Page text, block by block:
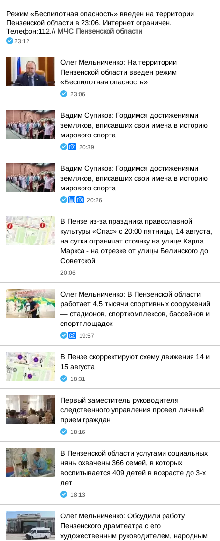
Режим «Беспилотная опасность» введен на территории
Пензенской области в 23:06. Интернет ограничен.
Телефон:112.// МЧС Пензенской области
23:12
Олег Мельниченко: На территории
Пензенской области введен режим
«Беспилотная опасность»
23:06
Вадим Супиков: Гордимся достижениями
земляков, вписавших свои имена в историю
мирового спорта
20:39
Вадим Супиков: Гордимся достижениями
земляков, вписавших свои имена в историю
мирового спорта
20:26
В Пензе из-за праздника православной
культуры «Спас» с 20:00 пятницы, 14 августа,
на сутки ограничат стоянку на улице Карла
Маркса - на отрезке от улицы Белинского до
Советской
20:06
Олег Мельниченко: В Пензенской области
работает 4,5 тысячи спортивных сооружений
— стадионов, спорткомплексов, бассейнов и
спортплощадок
19:57
В Пензе скорректируют схему движения 14 и
15 августа
18:31
Первый заместитель руководителя
следственного управления провел личный
прием граждан
18:16
В Пензенской области услугами социальных
нянь охвачены 366 семей, в которых
воспитывается 409 детей в возрасте до 3-х
лет
18:13
Олег Мельниченко: Обсудили работу
Пензенского драмтеатра с его
художественным руководителем, народным